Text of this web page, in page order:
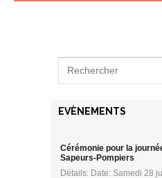
EVÈNEMENTS
Cérémonie pour la
Sapeurs-Pompiers
Détails: Date: Samedi 28